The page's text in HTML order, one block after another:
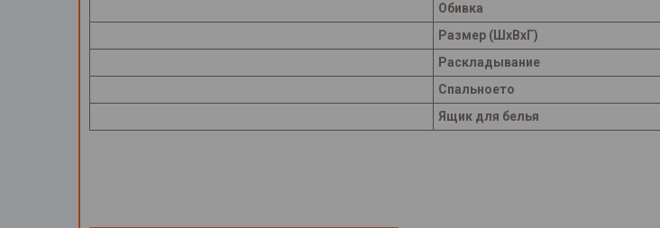
Обивка
Размер (ШхВхГ)
Раскладывание
Спальноето
Ящик для белья